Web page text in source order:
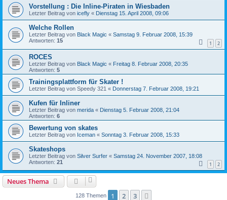
Vorstellung : Die Inline-Piraten in Wiesbaden
Letzter Beitrag von icefly « Dienstag 15. April 2008, 09:06
Welche Rollen
Letzter Beitrag von Black Magic « Samstag 9. Februar 2008, 15:39
Antworten: 15 1 2
ROCES
Letzter Beitrag von Black Magic « Freitag 8. Februar 2008, 20:35
Antworten: 5
Trainingsplattform für Skater !
Letzter Beitrag von Speedy 321 « Donnerstag 7. Februar 2008, 19:21
Kufen für Inliner
Letzter Beitrag von merida « Dienstag 5. Februar 2008, 21:04
Antworten: 6
Bewertung von skates
Letzter Beitrag von Iceman « Sonntag 3. Februar 2008, 15:33
Skateshops
Letzter Beitrag von Silver Surfer « Samstag 24. November 2007, 18:08
Antworten: 21 1 2
Neues Thema
128 Themen 1 2 3